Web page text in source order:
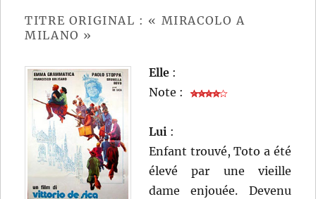
TITRE ORIGINAL : « MIRACOLO A
MILANO »
Elle :
Note :
Lui :
Enfant trouvé, Toto a été
élevé par une vieille
dame enjouée. Devenu